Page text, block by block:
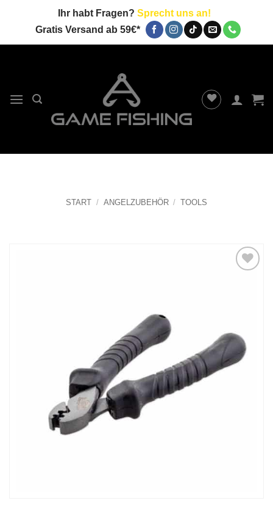
Ihr habt Fragen? Sprecht uns an!
Gratis Versand ab 59€*
START / ANGELZUBEHÖR / TOOLS